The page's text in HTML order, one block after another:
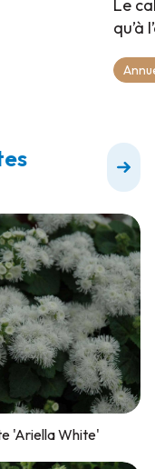
Le
qu’à
'Ariella White'